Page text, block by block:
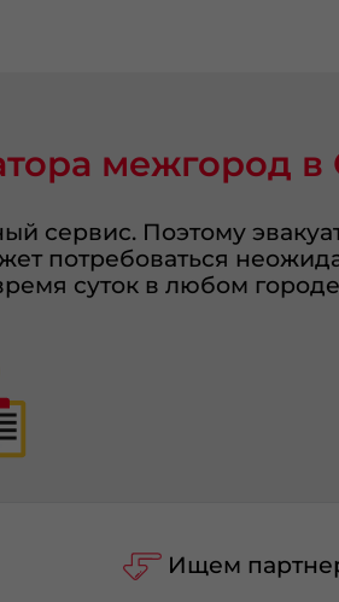
межгород в
сервис. Поэтому
потребоваться
суток в любом
Ищем